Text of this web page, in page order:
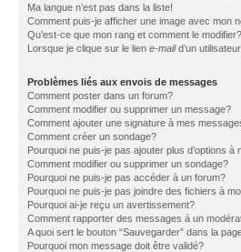
Ma langue n’est pas dans la liste!
Comment puis-je afficher une image avec mon
Qu’est-ce que mon rang et comment le modifier?
Lorsque je clique sur le lien e-maild’un
Problèmes liés aux envois de messages
Comment poster dans un forum?
Comment modifier ou supprimer un message?
Comment ajouter une signature à mes
Comment créer un sondage?
Pourquoi ne puis-je pas ajouter plus d’options à
Comment modifier ou supprimer un sondage?
Pourquoi ne puis-je pas accéder à un forum?
Pourquoi ne puis-je pas joindre des fichiers à
Pourquoi ai-je reçu un avertissement?
Comment rapporter des messages à un
A quoi sert le bouton “Sauvegarder” dans la
Pourquoi mon message doit être validé?